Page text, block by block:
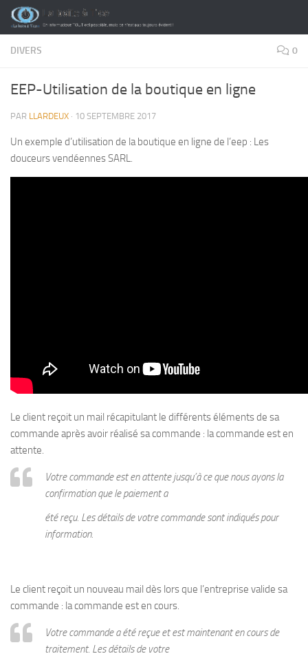
Skip to content
DIVERS 0
EEP-Utilisation de la boutique en ligne
PAR LLARDEUX · 10 SEPTEMBRE 2017
Un exemple d’utilisation de la boutique en ligne de l’eep : Les
douceurs vendéennes SARL.
Le client reçoit un mail récapitulant le différents éléments de sa
commande après avoir réalisé sa commande : la commande est en
attente.
Votre commande est en attente jusqu’à ce que nous ayons la
confirmation que le paiement a
été reçu. Les détails de votre commande sont indiqués pour
information.
Le client reçoit un nouveau mail dès lors que l’entreprise valide sa
commande : la commande est en cours.
Votre commande a été reçue et est maintenant en cours de
traitement. Les détails de votre